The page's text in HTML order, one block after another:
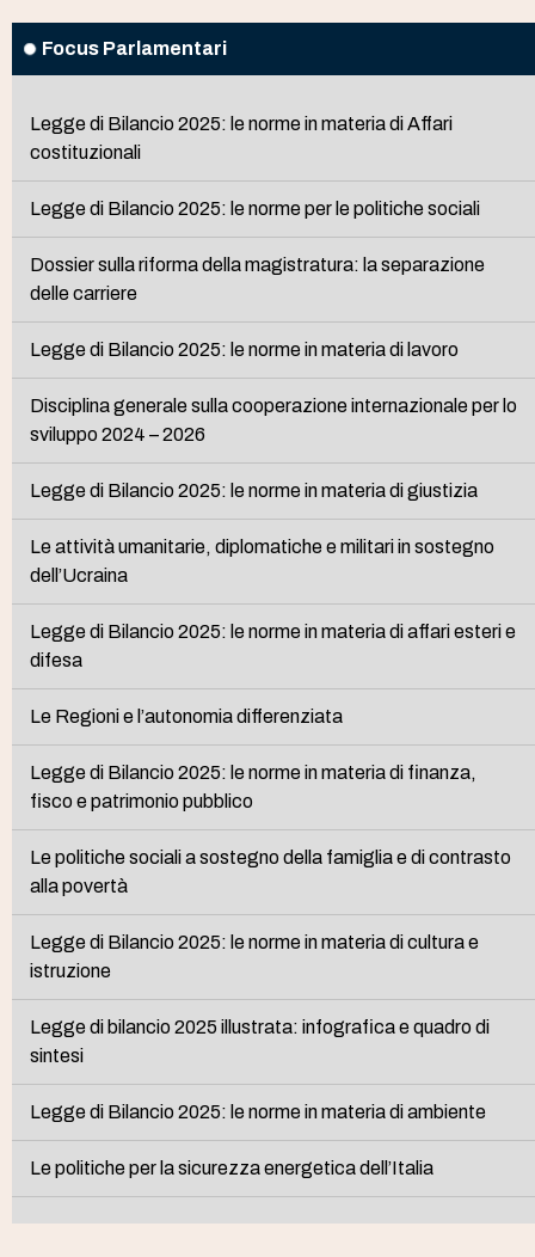
Focus Parlamentari
Legge di Bilancio 2025: le norme in materia di Affari
costituzionali
Legge di Bilancio 2025: le norme per le politiche sociali
Dossier sulla riforma della magistratura: la separazione
delle carriere
Legge di Bilancio 2025: le norme in materia di lavoro
Disciplina generale sulla cooperazione internazionale per lo
sviluppo 2024 – 2026
Legge di Bilancio 2025: le norme in materia di giustizia
Le attività umanitarie, diplomatiche e militari in sostegno
dell’Ucraina
Legge di Bilancio 2025: le norme in materia di affari esteri e
difesa
Le Regioni e l’autonomia differenziata
Legge di Bilancio 2025: le norme in materia di finanza,
fisco e patrimonio pubblico
Le politiche sociali a sostegno della famiglia e di contrasto
alla povertà
Legge di Bilancio 2025: le norme in materia di cultura e
istruzione
Legge di bilancio 2025 illustrata: infografica e quadro di
sintesi
Legge di Bilancio 2025: le norme in materia di ambiente
Le politiche per la sicurezza energetica dell’Italia